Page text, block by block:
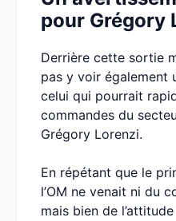
pour Grégory
Derrière cette sortie
pas y voir également
celui qui pourrait
commandes du
Grégory Lorenzi.
En répétant que le
l’OM ne venait ni du
mais bien de